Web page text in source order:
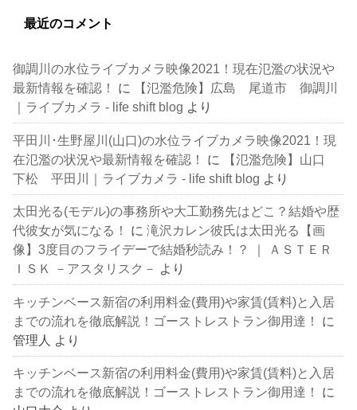
最近のコメント
御調川の水位ライブカメラ映像2021！現在氾濫の状況や
最新情報を確認！
に
【氾濫危険】広島 尾道市 御調川
｜ライブカメラ - life shift blog より
平田川･生野屋川(山口)の水位ライブカメラ映像2021！現
在氾濫の状況や最新情報を確認！
に
【氾濫危険】山口
下松 平田川｜ライブカメラ - life shift blog より
太田光る(モデル)の事務所や大工勤務先はどこ？結婚や歴
代彼女が気になる！
に滝沢カレン彼氏は太田光る【画
像】3度目のフライデーで結婚秒読み！？ ｜ ＡＳＴＥＲ
ＩＳＫ －アスタリスク－ より
キッチンベース新宿の利用料金(費用)や家賃(賃料)と入居
までの流れを徹底解説！ゴーストレストラン御用達！
に
管理人 より
キッチンベース新宿の利用料金(費用)や家賃(賃料)と入居
までの流れを徹底解説！ゴーストレストラン御用達！
に